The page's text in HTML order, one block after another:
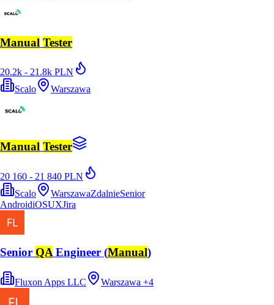
Manual Tester
20.2k - 21.8k PLN
Scalo
Warszawa
Manual Tester
20 160 - 21 840 PLN
Scalo
WarszawaZdalnieSenior
AndroidiOSUXJira
Senior QAEngineer (Manual)
Fluxon Apps LLC Warszawa +4